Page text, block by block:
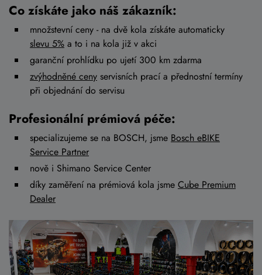
Co získáte jako náš zákazník:
množstevní ceny - na dvě kola získáte automaticky
slevu 5% a to i na kola již v akci
garanční prohlídku po ujetí 300 km zdarma
zvýhodněné ceny servisních prací a přednostní termíny
při objednání do servisu
Profesionální prémiová péče:
specializujeme se na BOSCH, jsme Bosch eBIKE
Service Partner
nově i Shimano Service Center
díky zaměření na prémiová kola jsme Cube Premium
Dealer